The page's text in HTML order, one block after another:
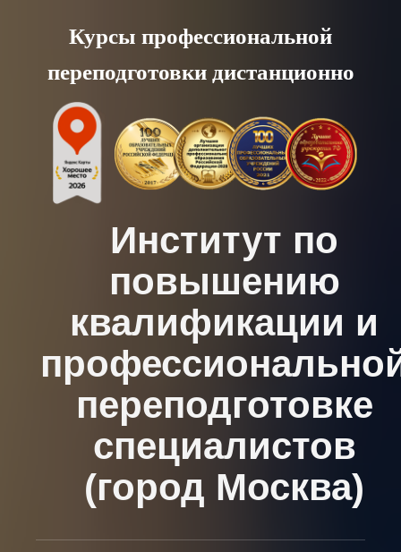
content
Курсы профессиональной
переподготовки дистанционно
Институт по
повышению
квалификации и
переподготовке
специалистов
(город Москва)